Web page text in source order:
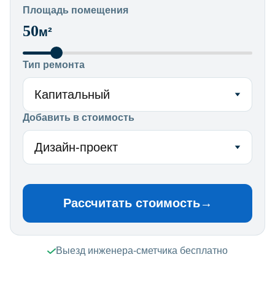
ремонт квартиры под ключ
от 6 450 ₽/м²
Площадь помещения
50м²
Тип ремонта
Капитальный
Добавить в стоимость
Дизайн-проект
Рассчитать стоимость→
Выезд инженера-сметчика бесплатно